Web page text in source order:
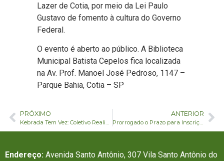
Lazer de Cotia, por meio da Lei Paulo
Gustavo de fomento à cultura do Governo
Federal.
O evento é aberto ao público. A Biblioteca
Municipal Batista Cepelos fica localizada
na Av. Prof. Manoel José Pedroso, 1147 –
Parque Bahia, Cotia – SP
PRÓXIMO ANTERIOR
Prorrogado o Prazo para Inscrições de Projetos nos Editais da PNAB Cotia
Endereço: Avenida Santo Antônio, 307 Vila Santo Antônio do